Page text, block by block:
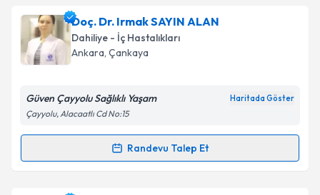
Dr. Makbule Erdemiçin randevu takvimi talebi
oluşturun. Size bu uzmandan randevu almanız için bir
takvim hazırlandığında e-posta ile bilgilendireceğiz.
Kişisel verilerimin işlenmesine ilişkin
Metni'ni okudum ve kişisel verilerimin belirtilen
Doç. Dr. Irmak SAYIN ALAN
Dahiliye - İç Hastalıkları
Ankara, Çankaya
Güven Çayyolu Sağlıklı Yaşam Haritada Göster
Çayyolu, Alacaatlı Cd No:15
Randevu Talep Et
Randevu Takvimi Talebi